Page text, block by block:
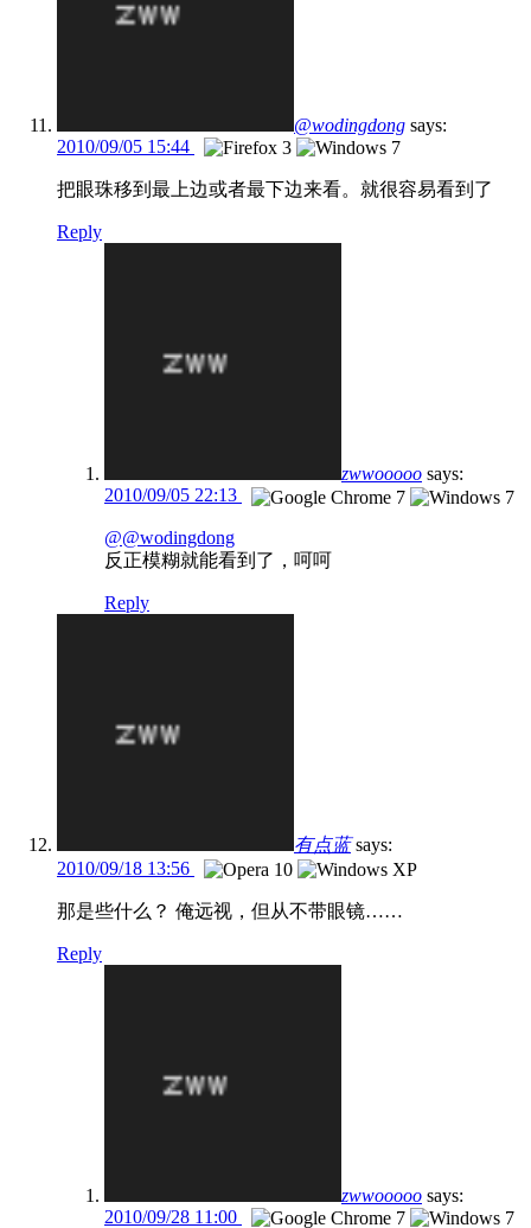
@wodingdong says:
2010/09/05 15:44
把眼珠移到最上边或者最下边来看。就很容易看到了
Reply
zwwooooo says:
2010/09/05 22:13
@@wodingdong
反正模糊就能看到了，呵呵
Reply
有点蓝 says:
2010/09/18 13:56
那是些什么？ 俺远视，但从不带眼镜……
Reply
zwwooooo says:
2010/09/28 11:00